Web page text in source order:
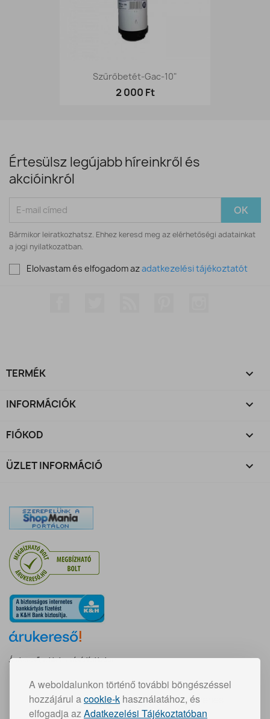
A weboldalunkon történő további böngészéssel
hozzájárul acookie-k használatához, és
elfogadja azAdatkezelési Tájékoztatóban
Szűrőbetét-Gac-10"
2 000 Ft
Értesülsz legújabb híreinkről és
akcióinkról
Bármikor leiratkozhatsz. Ehhez keresd meg az elérhetőségi adatainkat
a jogi nyilatkozatban.
Elolvastam és elfogadom azadatkezelési tájékoztatót
TERMÉK 
INFORMÁCIÓK 
FIÓKOD 
ÜZLET INFORMÁCIÓ keyboard_arrow_down
Árukereső, a hiteles vásárlási kalauz
Gyors szállítás:
30 000 Ft feletti vásárlás esetén ingyenes